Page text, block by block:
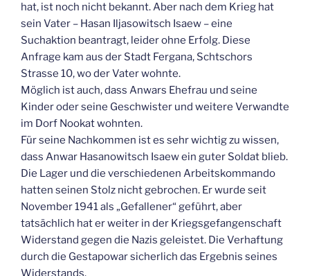
hat, ist noch nicht bekannt. Aber nach dem Krieg hat
sein Vater – Hasan Iljasowitsch Isaew – eine
Suchaktion beantragt, leider ohne Erfolg. Diese
Anfrage kam aus der Stadt Fergana, Schtschors
Strasse 10, wo der Vater wohnte.
Möglich ist auch, dass Anwars Ehefrau und seine
Kinder oder seine Geschwister und weitere Verwandte
im Dorf Nookat wohnten.
Für seine Nachkommen ist es sehr wichtig zu wissen,
dass Anwar Hasanowitsch Isaew ein guter Soldat blieb.
Die Lager und die verschiedenen Arbeitskommando
hatten seinen Stolz nicht gebrochen. Er wurde seit
November 1941 als „Gefallener“ geführt, aber
tatsächlich hat er weiter in der Kriegsgefangenschaft
Widerstand gegen die Nazis geleistet. Die Verhaftung
durch die Gestapowar sicherlich das Ergebnis seines
Widerstands.